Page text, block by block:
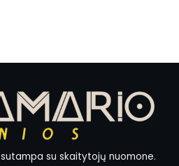
su skaitytojų nuomone.